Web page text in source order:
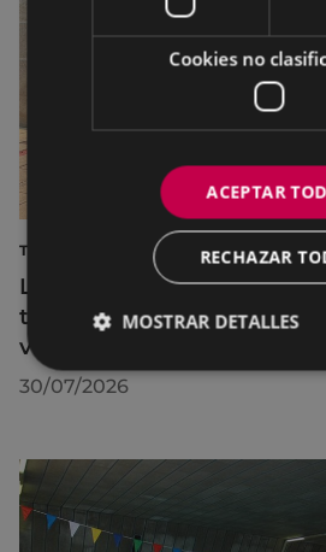
TURISMO
La diputada Azahara
transformación turística de
visita a la localidad
30/07/2026
Cookies no
ACEPTAR
RECHAZAR
MOSTRAR DETALLES